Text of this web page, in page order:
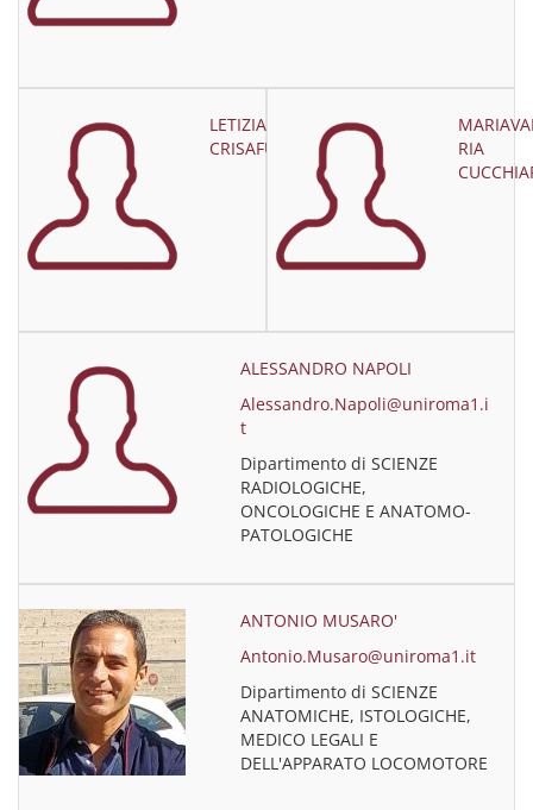
LETIZIA
CRISAFULLI
RIA
ALESSANDRO NAPOLI
Alessandro.Napoli@uniroma1.i
t
Dipartimento di SCIENZE
RADIOLOGICHE,
ONCOLOGICHE E ANATOMO-
PATOLOGICHE
ANTONIO MUSARO'
Antonio.Musaro@uniroma1.it
Dipartimento di SCIENZE
ANATOMICHE, ISTOLOGICHE,
MEDICO LEGALI E
DELL'APPARATO LOCOMOTORE